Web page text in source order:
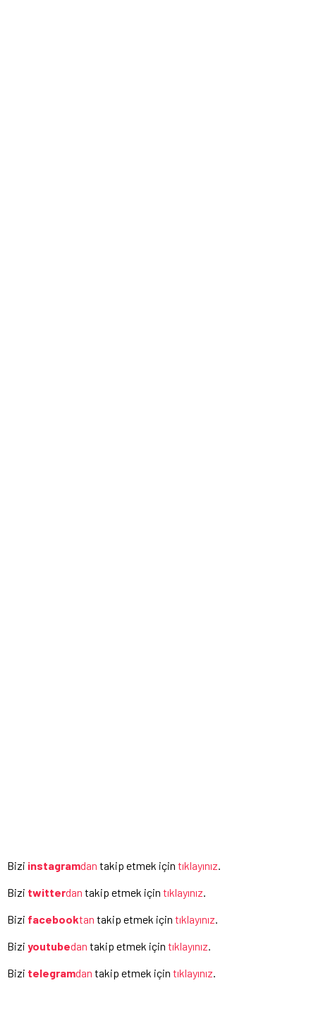
Bizi instagramdan takip etmek için tıklayınız
Bizi twitterdan takip etmek için tıklayınız
Bizi facebooktan takip etmek için tıklayınız
Bizi youtubedan takip etmek için tıklayınız
Bizi telegramdan takip etmek için tıklayınız